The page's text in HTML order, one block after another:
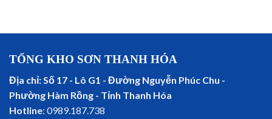
TỔNG KHO SƠN THANH HÓA
Địa chỉ: Số 17 - Lô G1 - Đường Nguyễn Phúc Chu -
Phường Hàm Rồng - Tỉnh Thanh Hóa
Hotline: 0989.187.738